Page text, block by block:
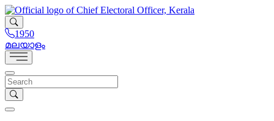
1950
മലയാളം